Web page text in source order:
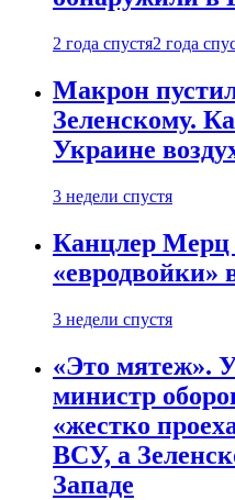
2 года спустя2 года
Макрон
Зеленскому.
Украине
3 недели спустя
Канцлер Мерц
«евродвойки»
3 недели спустя
«Это мятеж».
министр
«жестко
ВСУ, а
Западе